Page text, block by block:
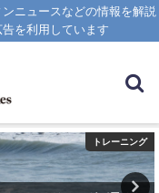
ニュースなどの情報を解説
を利用しています
トレーニング